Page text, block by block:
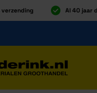
Al 40 jaar